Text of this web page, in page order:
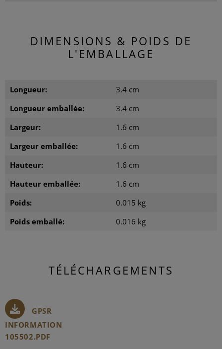
DIMENSIONS & POIDS DE
L'EMBALLAGE
Longueur:
3.4 cm
Longueur emballée:
3.4 cm
Largeur:
1.6 cm
Largeur emballée:
1.6 cm
Hauteur:
1.6 cm
Hauteur emballée:
1.6 cm
Poids:
0.015 kg
Poids emballé:
0.016 kg
TÉLÉCHARGEMENTS
GPSR
INFORMATION
105502.PDF